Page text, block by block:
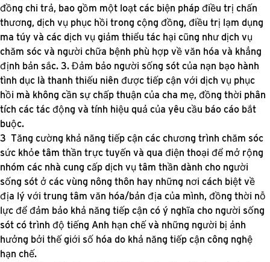
đồng chi trả, bao gồm một loạt các biện pháp điều trị chấn
thương, dịch vụ phục hồi trong cộng đồng, điều trị lạm dụng
ma túy và các dịch vụ giảm thiểu tác hại cũng như dịch vụ
chăm sóc và người chữa bệnh phù hợp về văn hóa và khẳng
định bản sắc. 3. Đảm bảo người sống sót của nạn bạo hành
tình dục là thanh thiếu niên được tiếp cận với dịch vụ phục
hồi mà không cần sự chấp thuận của cha mẹ, đồng thời phân
tích các tác động và tính hiệu quả của yêu cầu báo cáo bắt
buộc.
Tăng cường khả năng tiếp cận các chương trình chăm sóc
sức khỏe tâm thần trực tuyến và qua điện thoại để mở rộng
nhóm các nhà cung cấp dịch vụ tâm thần dành cho người
sống sót ở các vùng nông thôn hay những nơi cách biệt về
địa lý với trung tâm văn hóa/bản địa của mình, đồng thời nỗ
lực để đảm bảo khả năng tiếp cận có ý nghĩa cho người sống
sót có trình độ tiếng Anh hạn chế và những người bị ảnh
hưởng bởi thế giới số hóa do khả năng tiếp cận công nghệ
hạn chế.